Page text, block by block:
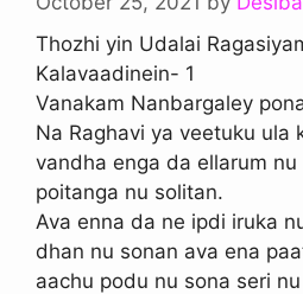
Thozhi yin Udalai
Kalavaadinein- 1
Vanakam Nanbargaley
Na Raghavi ya veetuku ula
vandha enga da ellarum
poitanga nu solitan.
Ava enna da ne ipdi iruka
dhan nu sonan ava ena
aachu podu nu sona seri